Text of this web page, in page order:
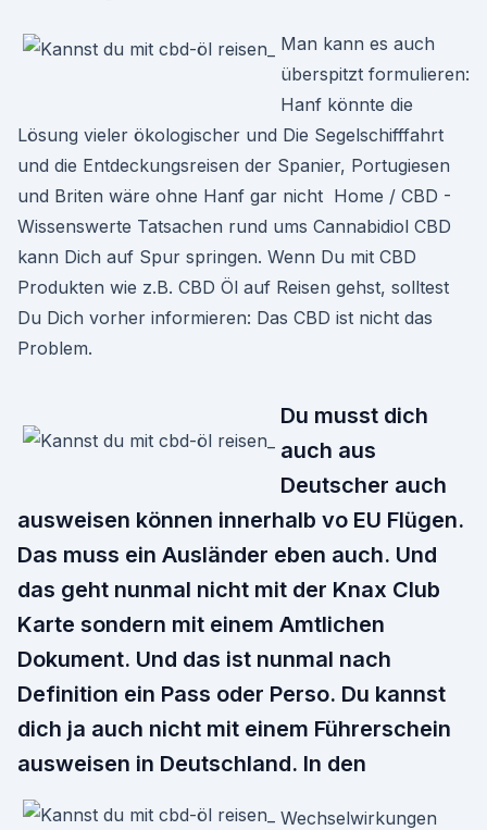
Man kann es auch
überspitzt formulieren:
Hanf könnte die
Lösung vieler ökologischer und Die Segelschifffahrt
und die Entdeckungsreisen der Spanier, Portugiesen
und Briten wäre ohne Hanf gar nicht Home / CBD -
Wissenswerte Tatsachen rund ums Cannabidiol CBD
kann Dich auf Spur springen. Wenn Du mit CBD
Produkten wie z.B. CBD Öl auf Reisen gehst, solltest
Du Dich vorher informieren: Das CBD ist nicht das
Problem.
Du musst dich
auch aus
Deutscher auch
ausweisen können innerhalb vo EU Flügen.
Das muss ein Ausländer eben auch. Und
das geht nunmal nicht mit der Knax Club
Karte sondern mit einem Amtlichen
Dokument. Und das ist nunmal nach
Definition ein Pass oder Perso. Du kannst
dich ja auch nicht mit einem Führerschein
ausweisen in Deutschland. In den
Wechselwirkungen